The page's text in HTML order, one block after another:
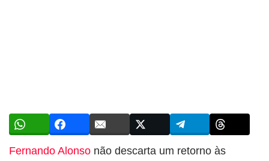
Fernando Alonso não descarta um retorno às